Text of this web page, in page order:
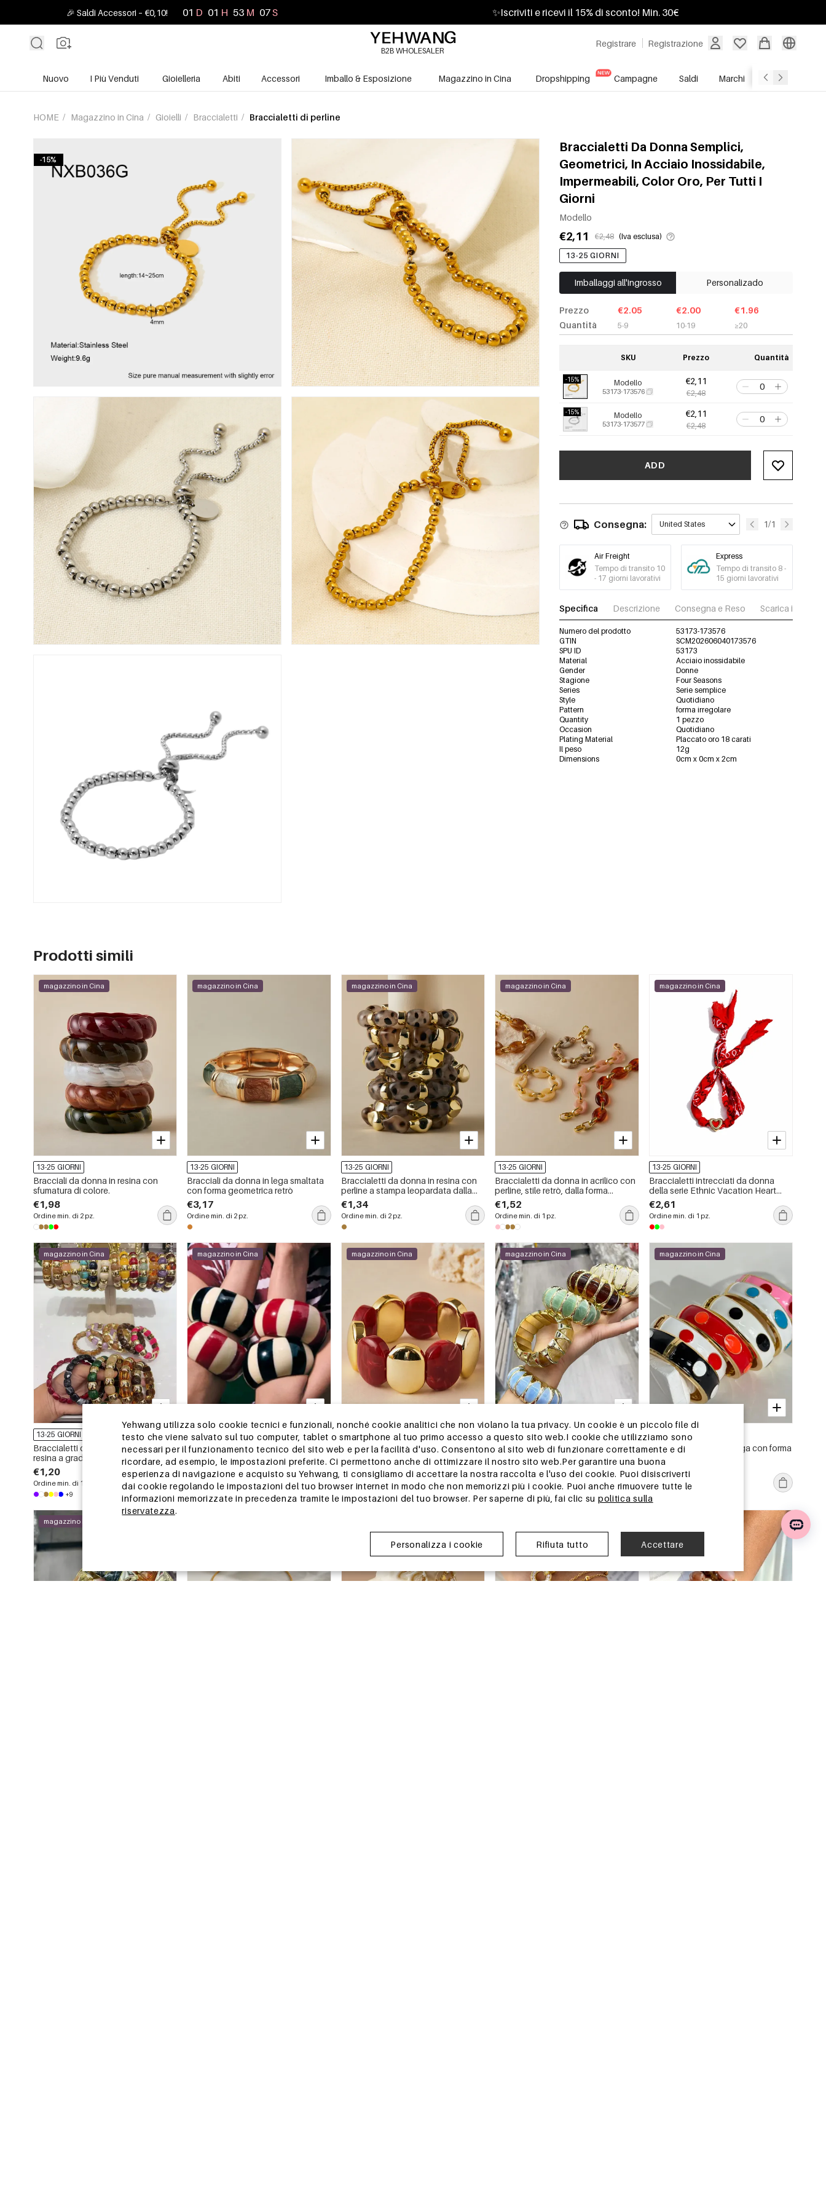
🎉 Saldi Accessori – €0,10! 01 D 01 H 53 M 06S ✨Iscriviti e ricevi il 15% di sconto! Min. 30€
Registrare Registrazione
B2B WHOLESALER
Nuovo I Più Venduti Gioielleria Abiti Accessori Imballo & Esposizione Magazzino in Cina Dropshipping Campagne Saldi Marchi Servizio
Yehwang utilizza solo cookie tecnici e funzionali, nonché cookie analitici che non violano la tua privacy. Un cookie è un piccolo file di
testo che viene salvato sul tuo computer, tablet o smartphone al tuo primo accesso a questo sito web.I cookie che utilizziamo sono
necessari per il funzionamento tecnico del sito web e per la facilità d'uso. Consentono al sito web di funzionare correttamente e di
ricordare, ad esempio, le impostazioni preferite. Ci permettono anche di ottimizzare il nostro sito web.Per garantire una buona
esperienza di navigazione e acquisto su Yehwang, ti consigliamo di accettare la nostra raccolta e l'uso dei cookie. Puoi disiscriverti
dai cookie regolando le impostazioni del tuo browser internet in modo che non memorizzi più i cookie. Puoi anche rimuovere tutte le
informazioni memorizzate in precedenza tramite le impostazioni del tuo browser. Per saperne di più, fai clic su politica sulla
riservatezza.
Personalizza i cookie Rifiuta tutto Accettare
HOME / Magazzino in Cina / Gioielli / Braccialetti / Braccialetti di perline
-15%
Braccialetti Da Donna Semplici,
Geometrici, In Acciaio Inossidabile,
Impermeabili, Color Oro, Per Tutti I
Giorni
Modello
€2,11 €2,48 (Iva esclusa)
13-25 GIORNI
Imballaggi all'ingrosso Personalizado
Prezzo
Quantità
€2.05
5-9
€2.00
10-19
€1.96
≥20
SKU Prezzo Quantità
-15% Modello
53173-173576
€2,11
€2,48
-15% Modello
53173-173577
€2,11
€2,48
ADD
Consegna: United States 1/1
Air Freight
Tempo di transito 10
- 17 giorni lavorativi
Express
Tempo di transito 8 -
15 giorni lavorativi
Specifica Descrizione Consegna e Reso Scarica immagini
Numero del prodotto
53173-173576
GTIN
SCM202606040173576
SPU ID
53173
Material
Acciaio inossidabile
Gender
Donne
Stagione
Four Seasons
Series
Serie semplice
Style
Quotidiano
Pattern
forma irregolare
Quantity
1 pezzo
Occasion
Quotidiano
Plating Material
Placcato oro 18 carati
Il peso
12g
Dimensions
0cm x 0cm x 2cm
Prodotti simili
magazzino in Cina
13-25 GIORNI
Bracciali da donna in resina con
sfumatura di colore.
€1,98
Ordine min. di 2 pz.
magazzino in Cina
13-25 GIORNI
Bracciali da donna in lega smaltata
con forma geometrica retrò
€3,17
Ordine min. di 2 pz.
magazzino in Cina
13-25 GIORNI
Braccialetti da donna in resina con
perline a stampa leopardata dalla
forma irregolare e dallo stile retrò.
€1,34
Ordine min. di 2 pz.
magazzino in Cina
13-25 GIORNI
Braccialetti da donna in acrilico con
perline, stile retrò, dalla forma
irregolare e semplice.
€1,52
Ordine min. di 1 pz.
magazzino in Cina
13-25 GIORNI
Braccialetti intrecciati da donna
della serie Ethnic Vacation Heart
Star in tessuto color oro
€2,61
Ordine min. di 1 pz.
magazzino in Cina
13-25 GIORNI
Braccialetti da donna con perline in
resina a gradiente di colore
€1,20
Ordine min. di 1 pz.
+9
magazzino in Cina
13-25 GIORNI
Bracciali da donna in resina con
motivo a righe punk e colori misti.
€3,46
Ordine min. di 1 pz.
magazzino in Cina
13-25 GIORNI
Braccialetti da donna con perline in
resina CCB
€1,32
Ordine min. di 1 pz.
magazzino in Cina
13-25 GIORNI
Braccialetti da donna in acrilico con
perline, stile punk, con forme
geometriche e sfumature di colore.
€2,00
Ordine min. di 1 pz.
+4
magazzino in Cina
13-25 GIORNI
Bracciali da donna in lega con forma
geometrica smaltata
€4,26
Ordine min. di 1 pz.
magazzino in Cina